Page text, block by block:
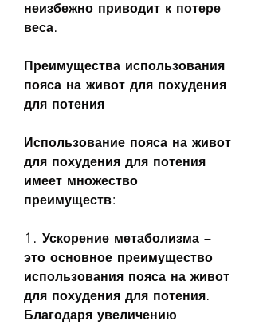
неизбежно приводит к потере
веса.
Преимущества использования
пояса на живот для похудения
для потения
Использование пояса на живот
для похудения для потения
имеет множество
преимуществ:
1. Ускорение метаболизма –
это основное преимущество
использования пояса на живот
для похудения для потения.
Благодаря увеличению